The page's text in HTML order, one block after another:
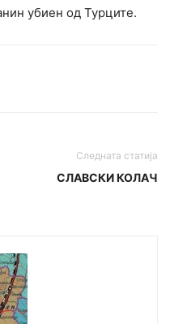
убиен од Турците.
Следната статија
СЛАВСКИ КОЛАЧ